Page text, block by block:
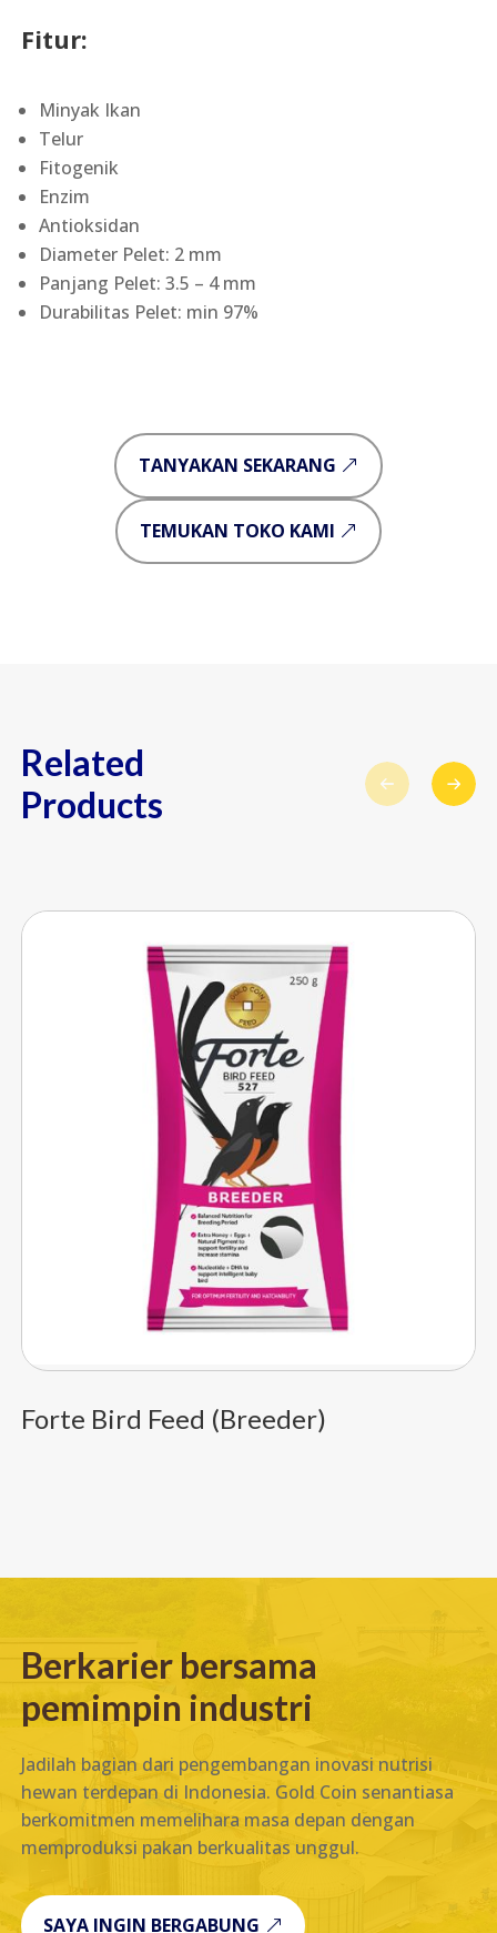
Fitur:
Minyak Ikan
Telur
Fitogenik
Enzim
Antioksidan
Diameter Pelet: 2 mm
Panjang Pelet: 3.5 – 4 mm
Durabilitas Pelet: min 97%
TANYAKAN SEKARANG
TEMUKAN TOKO KAMI
Related
Products
Forte Bird Feed (Breeder)
Berkarier bersama
pemimpin industri
Jadilah bagian dari pengembangan inovasi nutrisi
hewan terdepan di Indonesia. Gold Coin senantiasa
berkomitmen memelihara masa depan dengan
memproduksi pakan berkualitas unggul.
SAYA INGIN BERGABUNG